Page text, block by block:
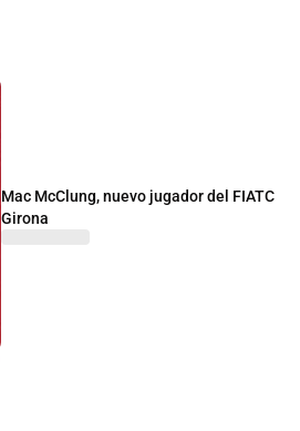
Mac McClung, nuevo jugador del FIATC
Girona